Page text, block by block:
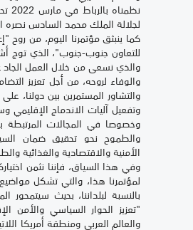
لجلالة الملك محمد السادس نصره
كما ينبثق مؤتمرنا اليوم، من روح
للتعاون جنوب-جنوب"، الذي توج
والذي نسعى من خلال العمل الجاد
والوفاء لروحه، من أجل تعزيز
والتشاور المستمرين بين دولنا، على
وتفعيل آليات الاندماج الإقليمي
وخصوصا في المجالات المرتبطة
والطموح نحو تحقيق ضمان
الأمنية والاقتصادية والغذائية
وفي هذا السياق، فإننا نثمن
لمؤتمرنا هذا، والتي تشكل
بالنسبة لبلداننا، بحيث
"تعزيز الحوار السياسي والأمن
والعالم العربي ومنطقة أمريكا